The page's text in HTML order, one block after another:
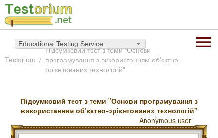
Educational Testing Service
Testorium
Підсумковий тест з теми "Основи
програмування з використанням об’єктно-
орієнтованих технологій"
Підсумковий тест з теми "Основи програмування з
використанням об’єктно-орієнтованих технологій"
Anonymous user